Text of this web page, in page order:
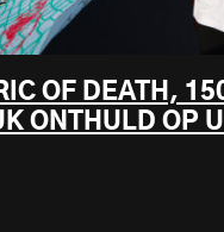
OF DEATH,
ONTHULD OP